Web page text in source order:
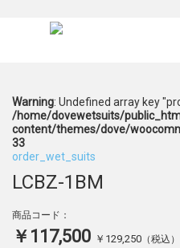
Warning: Undefined array key
/home/dovewetsuits/
content/themes/dove/
33
order_wet_suits
LCBZ-1BM
商品コード：
￥117,500 ￥129,250 （税込）